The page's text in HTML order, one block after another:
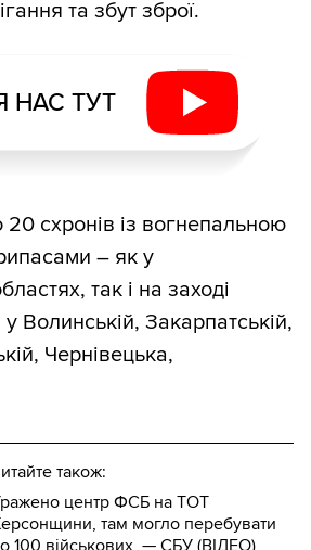
та збут зброї.
НАС ТУТ
схронів із вогнепальною
– як у
так і на заході
Волинській, Закарпатській,
Чернівецька,
також:
центр ФСБ на ТОТ
там могло перебувати
100 військових, — СБУ (ВIДЕО)